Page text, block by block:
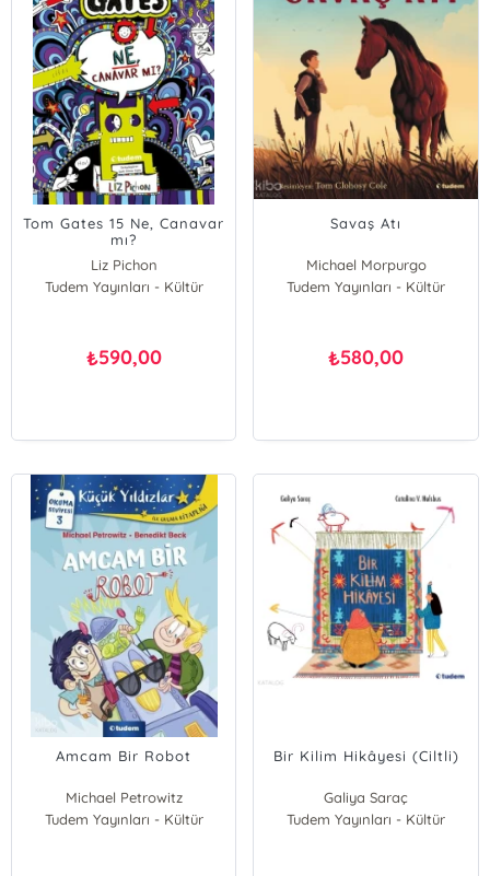
Tom Gates 15 Ne, Canavar
mı?
Liz Pichon
Tudem Yayınları - Kültür
₺590,00
Savaş Atı
Michael Morpurgo
Tudem Yayınları - Kültür
₺580,00
Amcam Bir Robot
Michael Petrowitz
Tudem Yayınları - Kültür
Bir Kilim Hikâyesi (Ciltli)
Galiya Saraç
Tudem Yayınları - Kültür